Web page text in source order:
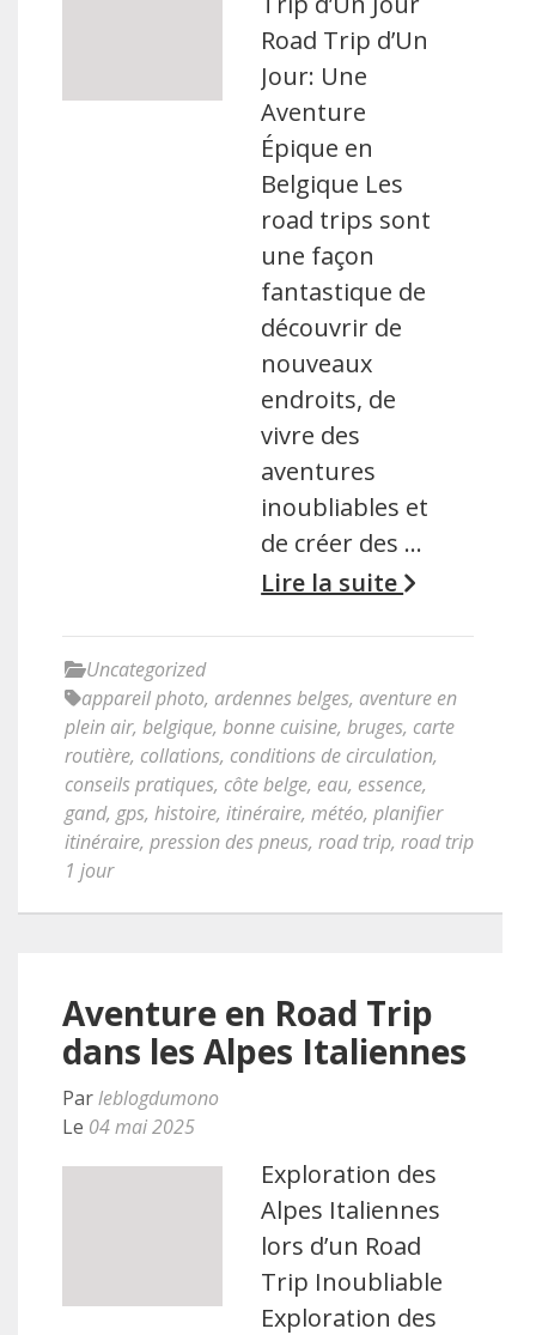
Road Trip d’Un
Jour: Une
Aventure
Épique en
Belgique Les
road trips sont
une façon
fantastique de
découvrir de
nouveaux
endroits, de
vivre des
aventures
inoubliables et
de créer des …
Lire la suite
Uncategorized
appareil photo, ardennes belges, aventure en
plein air, belgique, bonne cuisine, bruges, carte
routière, collations, conditions de circulation,
conseils pratiques, côte belge, eau, essence,
gand, gps, histoire, itinéraire, météo, planifier
itinéraire, pression des pneus, road trip, road trip
1 jour
Aventure en Road Trip
dans les Alpes Italiennes
Parleblogdumono
Le 04 mai 2025
Exploration des
Alpes Italiennes
lors d’un Road
Trip Inoubliable
Exploration des